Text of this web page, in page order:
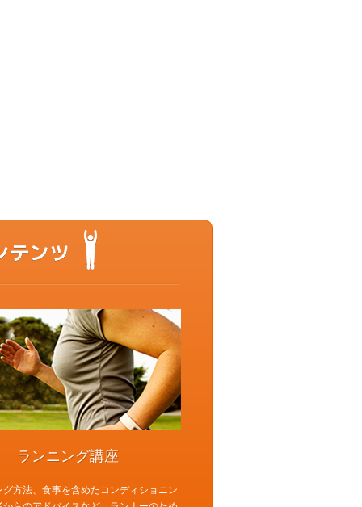
もっと動ける体を目指すあなた
ランニング講座
グ方法、食事を含めたコンディショニン